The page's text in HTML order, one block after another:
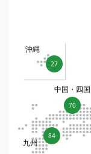
70
中国・四国
84
九州
27
沖縄